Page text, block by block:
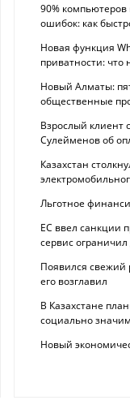
90% компьютеров
ошибок: как
Новая функция
приватности: что
Новый Алматы:
общественные
Взрослый клиент
Сулейменов об
Казахстан
Льготное
ЕС ввел санкции
сервис
Появился свежий
его возглавил
В Казахстане
социально
Новый